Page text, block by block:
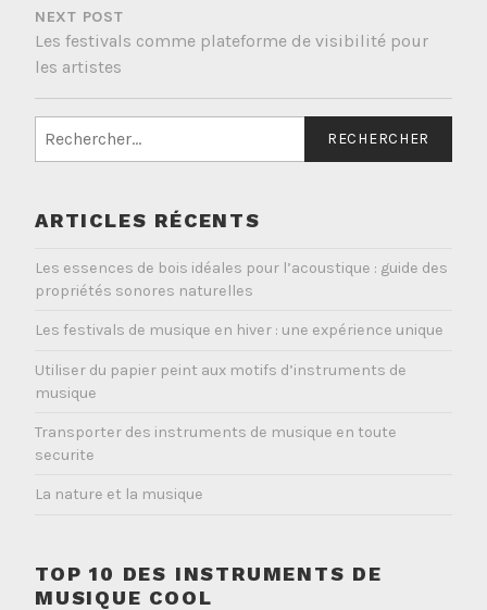
NEXT POST
Les festivals comme plateforme de visibilité pour
les artistes
ARTICLES RÉCENTS
Les essences de bois idéales pour l’acoustique : guide des
propriétés sonores naturelles
Les festivals de musique en hiver : une expérience unique
Utiliser du papier peint aux motifs d’instruments de
musique
Transporter des instruments de musique en toute
securite
La nature et la musique
TOP 10 DES INSTRUMENTS DE
MUSIQUE COOL